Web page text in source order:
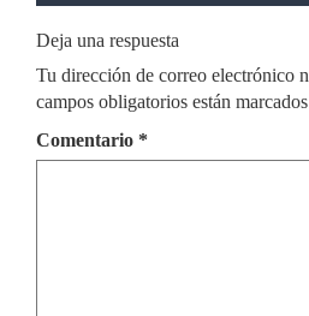
Deja una respuesta
Tu dirección de correo electrónico
campos obligatorios están
Comentario *